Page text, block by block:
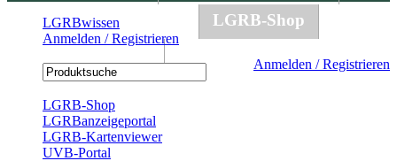
LGRBbohrungen
LGRB-Shop
Anmelden / Registrieren
LGRBwissen
Anmelden / Registrieren
LGRB-Shop
LGRBanzeigeportal
LGRB-Kartenviewer
UVB-Portal